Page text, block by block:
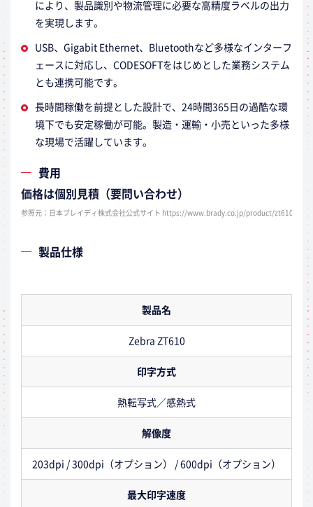
により、製品識別や物流管理に必要な高精度ラベルの出力
を実現します。
USB、Gigabit Ethernet、Bluetoothなど多様なインターフ
ェースに対応し、CODESOFTをはじめとした業務システム
とも連携可能です。
長時間稼働を前提とした設計で、24時間365日の過酷な環
境下でも安定稼働が可能。製造・運輸・小売といった多様
な現場で活躍しています。
費用
価格は個別見積（要問い合わせ）
参照元：日本ブレイディ株式会社公式サイト https://www.brady.co.jp/product/zt610
製品仕様
製品名
Zebra ZT610
印字方式
熱転写式／感熱式
解像度
203dpi / 300dpi（オプション） / 600dpi（オプション）
最大印字速度